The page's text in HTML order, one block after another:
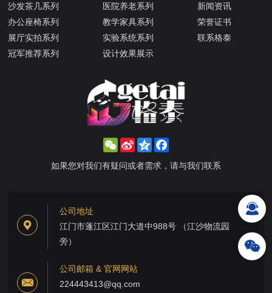
沙发茶几系列
办公座椅系列
展厅实拍系列
冠军推荐系列
医院养老系列
教学家具系列
实验系统系列
设计效果展示
新闻资讯
荣誉证书
联系格泰
WeChat
Sina
Weibo
Qzone
如果您对我们有疑问或者需求，请与我们联系
公司地址
江门市蓬江区江门大道中988号 （江沙物流园
旁）
公司邮箱 & 官网网站
224443413@qq.com